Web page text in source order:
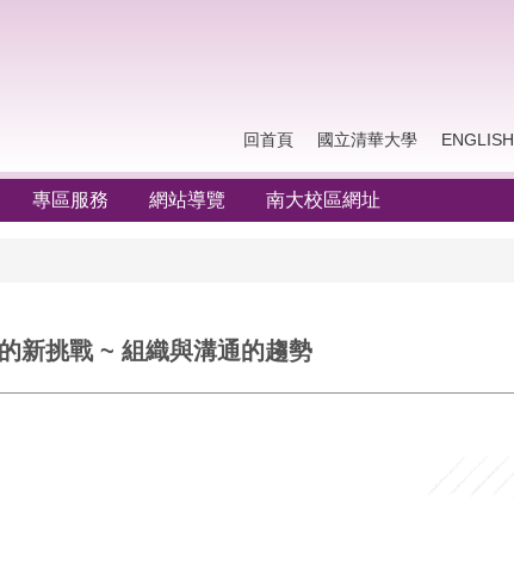
回首頁 國立清華大學 ENGLISH
專區服務 網站導覽 南大校區網址
新挑戰 ~ 組織與溝通的趨勢